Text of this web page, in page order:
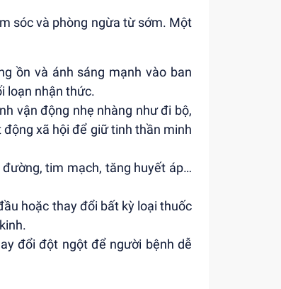
sóc và phòng ngừa từ sớm. Một
ồn và ánh sáng mạnh vào ban
loạn nhận thức.
vận động nhẹ nhàng như đi bộ,
xã hội để giữ tinh thần minh
tim mạch, tăng huyết áp…
hoặc thay đổi bất kỳ loại thuốc
đổi đột ngột để người bệnh dễ